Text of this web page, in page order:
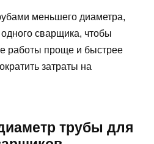
меньшего диаметра,
сварщика, чтобы
работы проще и быстрее
затраты на
трубы для